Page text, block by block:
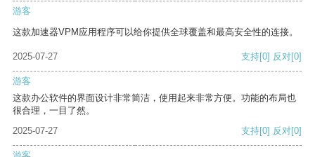
游客
这款加速器VPM应用程序可以给你提供全球覆盖和最高安全性的连接。
2025-07-27 支持[0] 反对[0]
游客
这款办公软件的界面设计非常简洁，使用起来非常方便。功能的布局也
很合理，一目了然。
2025-07-27
支持[0] 反对[0]